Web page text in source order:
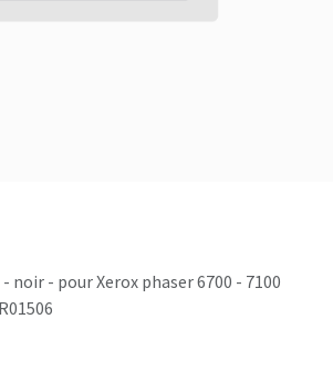
noir - pour Xerox phaser 6700 - 7100